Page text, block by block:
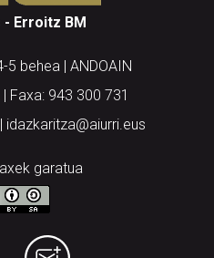
Erroitz BM
5 behea | ANDOAIN
Faxa: 943 300 731
idazkaritza@aiurri.eus
garatua